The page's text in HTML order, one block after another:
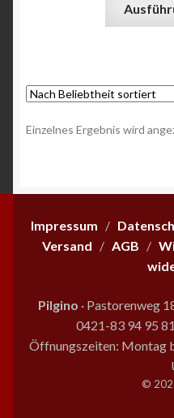
Einzelnes Ergebnis wird
Impressum /
Versand / AGB /
Pilgino · Pastorenweg
0421-83 94 95 81
Öffnungszeiten: Montag
©